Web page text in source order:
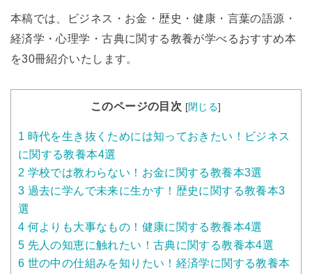
本稿では、ビジネス・お金・歴史・健康・言葉の語源・
経済学・心理学・古典に関する教養が学べるおすすめ本
を30冊紹介いたします。
このページの目次 [閉じる]
1 時代を生き抜くためには知っておきたい！ビジネス
に関する教養本4選
2 学校では教わらない！お金に関する教養本3選
3 過去に学んで未来に生かす！歴史に関する教養本3
選
4 何よりも大事なもの！健康に関する教養本4選
5 先人の知恵に触れたい！古典に関する教養本4選
6 世の中の仕組みを知りたい！経済学に関する教養本